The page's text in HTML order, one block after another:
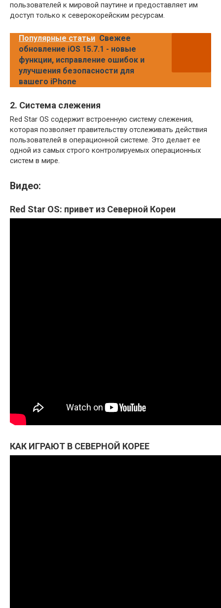
пользователей к мировой паутине и предоставляет им
доступ только к северокорейским ресурсам.
Популярные статьи Свежее
обновление iOS 15.7.1 - новые
функции, исправление ошибок и
улучшения безопасности для
вашего iPhone
2. Система слежения
Red Star OS содержит встроенную систему слежения,
которая позволяет правительству отслеживать действия
пользователей в операционной системе. Это делает ее
одной из самых строго контролируемых операционных
систем в мире.
Видео:
Red Star OS: привет из Северной Кореи
КАК ИГРАЮТ В СЕВЕРНОЙ КОРЕЕ